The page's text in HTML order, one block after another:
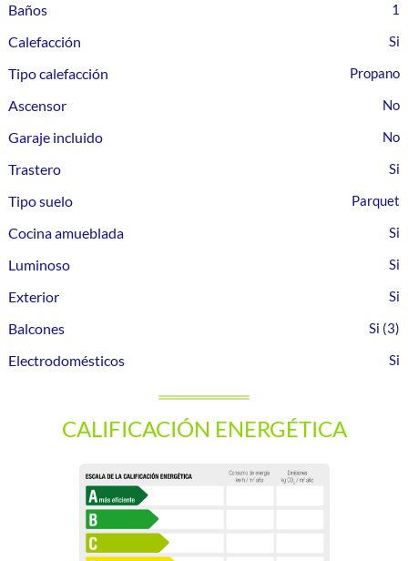
Baños 1
Calefacción
Tipo calefacción
Propano
Ascensor
Garaje incluido
Trastero
Tipo suelo
Parquet
Cocina amueblada
Luminoso
Exterior
Balcones
(3)
Electrodomésticos
CALIFICACIÓN ENERGÉTICA